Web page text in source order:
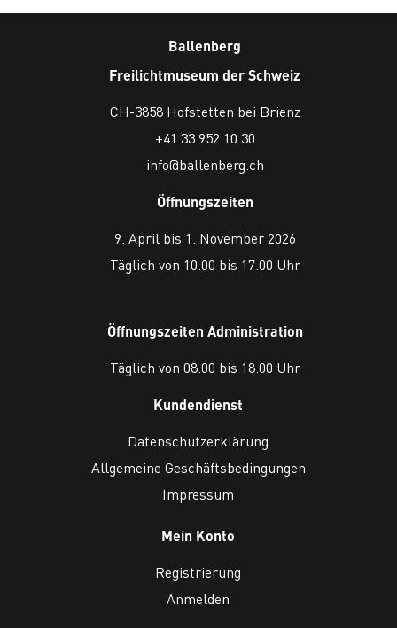
Ballenberg
Freilichtmuseum der Schweiz
CH-3858 Hofstetten bei Brienz
+41 33 952 10 30
info@ballenberg.ch
Öffnungszeiten
9. April bis 1. November 2026
Täglich von 10.00 bis 17.00 Uhr
Öffnungszeiten Administration
Täglich von 08.00 bis 18.00 Uhr
Kundendienst
Datenschutzerklärung
Allgemeine Geschäftsbedingungen
Impressum
Mein Konto
Registrierung
Anmelden